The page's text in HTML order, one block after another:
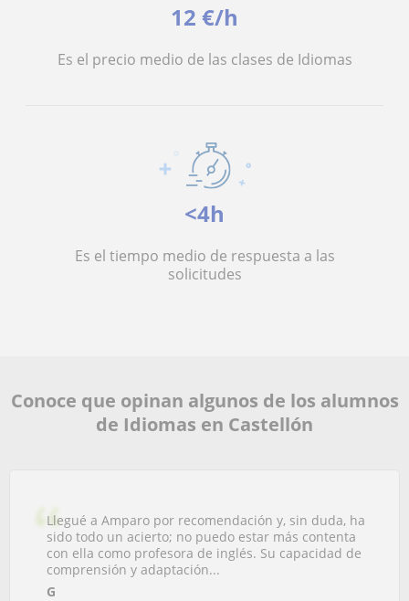
12 €/h
Es el precio medio de las clases de Idiomas
<4h
Es el tiempo medio de respuesta a las
solicitudes
Conoce que opinan algunos de los alumnos
de Idiomas en Castellón
Llegué a Amparo por recomendación y, sin duda, ha
sido todo un acierto; no puedo estar más contenta
con ella como profesora de inglés. Su capacidad de
comprensión y adaptación...
G